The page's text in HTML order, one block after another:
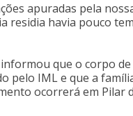
apuradas pela
residia havia pouco
que o corpo
pelo IML e que a
ocorrerá em Pilar